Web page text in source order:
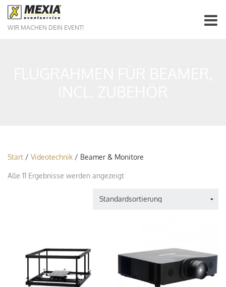
WIR MACHEN DEIN EVENT!
Start / Videotechnik / Beamer & Monitore
Alle 11 Ergebnisse werden angezeigt